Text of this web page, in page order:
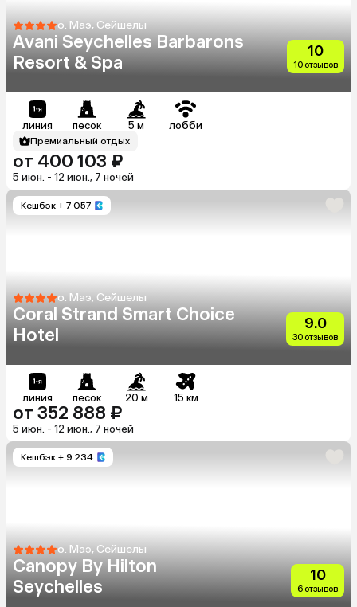
о. Маэ, Сейшелы
Avani Seychelles Barbarons
Resort & Spa
10
10 отзывов
линия песок 5 м лобби
Премиальный отдых
от 400 103 ₽
5 июн. - 12 июн., 7 ночей
Кешбэк + 7 057
о. Маэ, Сейшелы
Coral Strand Smart Choice
Hotel
9.0
30 отзывов
линия песок 20 м 15 км
от 352 888 ₽
5 июн. - 12 июн., 7 ночей
Кешбэк + 9 234
о. Маэ, Сейшелы
Canopy By Hilton
Seychelles
10
6 отзывов